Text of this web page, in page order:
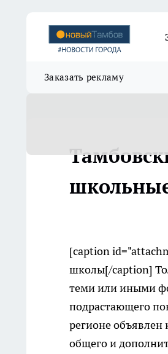
Заказать рекламу
[caption
школы[/caption]
теми или иными
подрастающего
регионе
общего и